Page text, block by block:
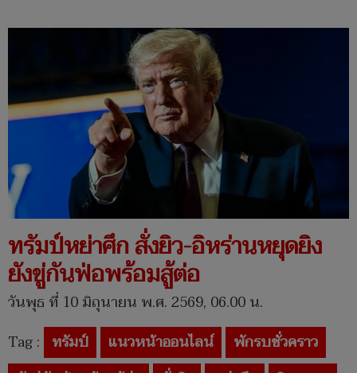
ทรัมป์หย่าศึก สั่งยิว-อิหร่านหยุดยิง
ยังขู่กันฟ่อพร้อมสู้ต่อ
วันพุธ ที่ 10 มิถุนายน พ.ศ. 2569, 06.00 น.
Tag : ทรัมป์ แนวหน้าออนไลน์
พักรบชั่วคราว